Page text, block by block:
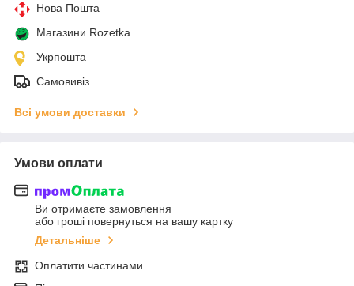
Нова Пошта
Магазини Rozetka
Укрпошта
Самовивіз
Всі умови доставки
Умови оплати
Ви отримаєте замовлення
або гроші повернуться на вашу картку
Детальніше
Оплатити частинами